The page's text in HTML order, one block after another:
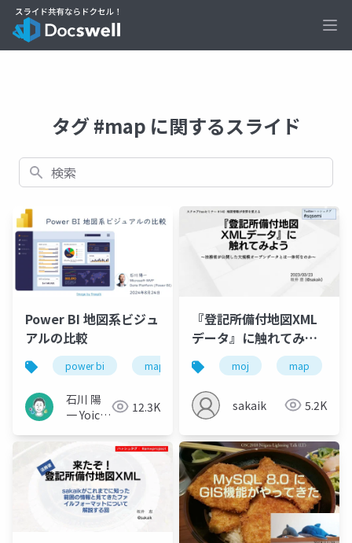
タグ #map に関するスライド
検索
Power BI 地図系ビジュ
アルの比較
power bi map
石川 陽
一 Yoichi
12.3K
『登記所備付地図XML
データ』に触れてみよ
う〜法務省が公開した
大規模オープンデータ
とは一体何なのか〜
moj map
sakaik 5.2K